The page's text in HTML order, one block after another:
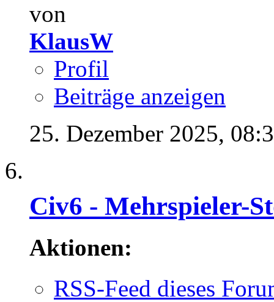
von
KlausW
Profil
Beiträge anzeigen
25. Dezember 2025,
Civ6 - Mehrspieler-
Aktionen:
RSS-Feed dieses